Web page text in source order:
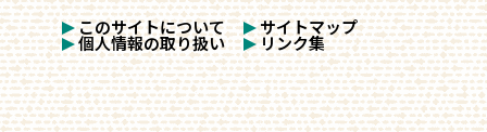
このサイトについて サイトマップ
個人情報の取り扱い リンク集